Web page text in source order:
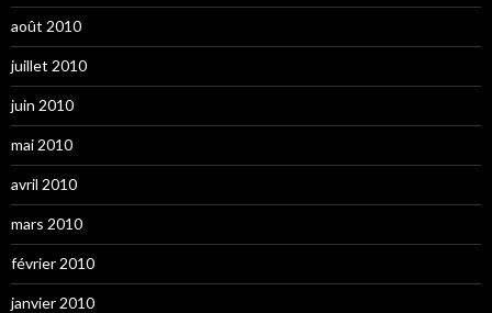
août 2010
juillet 2010
juin 2010
mai 2010
avril 2010
mars 2010
février 2010
janvier 2010